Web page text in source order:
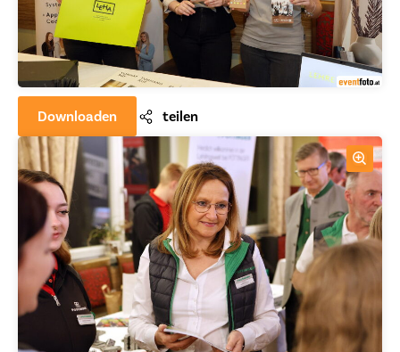
Downloaden teilen